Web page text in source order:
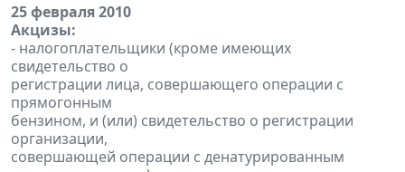
25 февраля 2010
Акцизы:
- налогоплательщики (кроме имеющих
свидетельство о
регистрации лица, совершающего операции с
прямогонным
бензином, и (или) свидетельство о регистрации
организации,
совершающей операции с денатурированным